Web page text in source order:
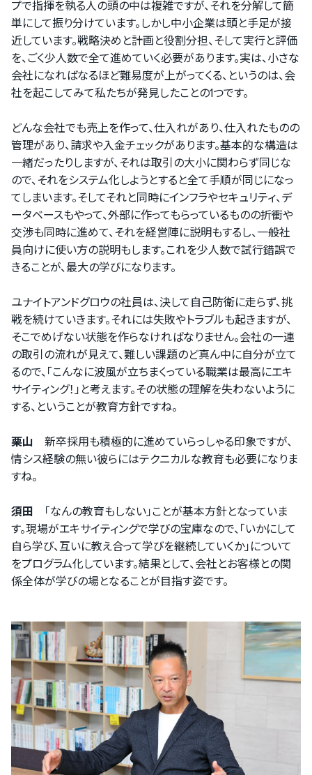
プで指揮を執る人の頭の中は複雑ですが、それを分解して簡
単にして振り分けています。しかし中小企業は頭と手足が接
近しています。戦略決めと計画と役割分担、そして実行と評価
を、ごく少人数で全て進めていく必要があります。実は、小さな
会社になればなるほど難易度が上がってくる、というのは、会
社を起こしてみて私たちが発見したことの1つです。
どんな会社でも売上を作って、仕入れがあり、仕入れたものの
管理があり、請求や入金チェックがあります。基本的な構造は
一緒だったりしますが、それは取引の大小に関わらず同じな
ので、それをシステム化しようとすると全て手順が同じになっ
てしまいます。そしてそれと同時にインフラやセキュリティ、デ
ータベースもやって、外部に作ってもらっているものの折衝や
交渉も同時に進めて、それを経営陣に説明もするし、一般社
員向けに使い方の説明もします。これを少人数で試行錯誤で
きることが、最大の学びになります。
ユナイトアンドグロウの社員は、決して自己防衛に走らず、挑
戦を続けていきます。それには失敗やトラブルも起きますが、
そこでめげない状態を作らなければなりません。会社の一連
の取引の流れが見えて、難しい課題のど真ん中に自分が立て
るので、「こんなに波風が立ちまくっている職業は最高にエキ
サイティング！」と考えます。その状態の理解を失わないように
する、ということが教育方針ですね。
栗山 新卒採用も積極的に進めていらっしゃる印象ですが、
情シス経験の無い彼らにはテクニカルな教育も必要になりま
すね。
須田 「なんの教育もしない」ことが基本方針となっていま
す。現場がエキサイティングで学びの宝庫なので、「いかにして
自ら学び、互いに教え合って学びを継続していくか」について
をプログラム化しています。結果として、会社とお客様との関
係全体が学びの場となることが目指す姿です。